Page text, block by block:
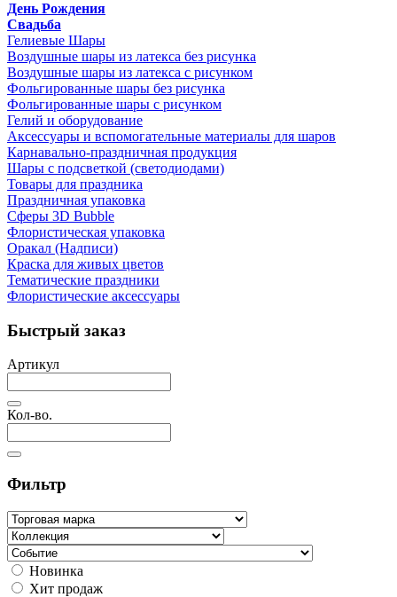
День Рождения
Свадьба
Гелиевые Шары
Воздушные шары из латекса без рисунка
Воздушные шары из латекса с рисунком
Фольгированные шары без рисунка
Фольгированные шары с рисунком
Гелий и оборудование
Аксессуары и вспомогательные материалы для шаров
Карнавально-праздничная продукция
Шары с подсветкой (светодиодами)
Товары для праздника
Праздничная упаковка
Сферы 3D Bubble
Флористическая упаковка
Оракал (Надписи)
Краска для живых цветов
Тематические праздники
Флористические аксессуары
Быстрый заказ
Артикул
Кол-во.
Фильтр
Новинка
Хит продаж